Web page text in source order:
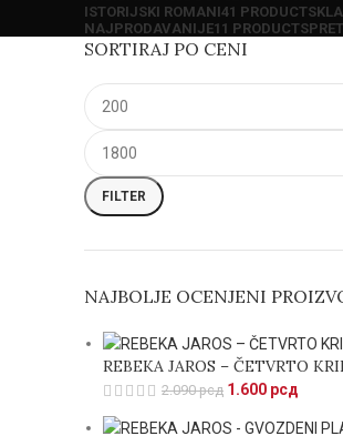
ISTORIJSKI ROMANI41 PRODUCTS
NAJPRODAVANIJE11 PRODUCTS
SORTIRAJ PO CENI
FILTER
NAJBOLJE OCENJENI
REBEKA JAROS – ČETVRTO
2.090рсд 1.600 рсд